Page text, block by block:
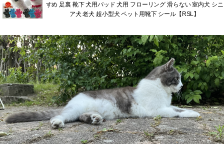
すめ 足裏 靴下 犬用パッド 犬用 フローリング 滑らない 室内犬 シニ
ア犬 老犬 超小型犬 ペット用靴下 シール【RSL】